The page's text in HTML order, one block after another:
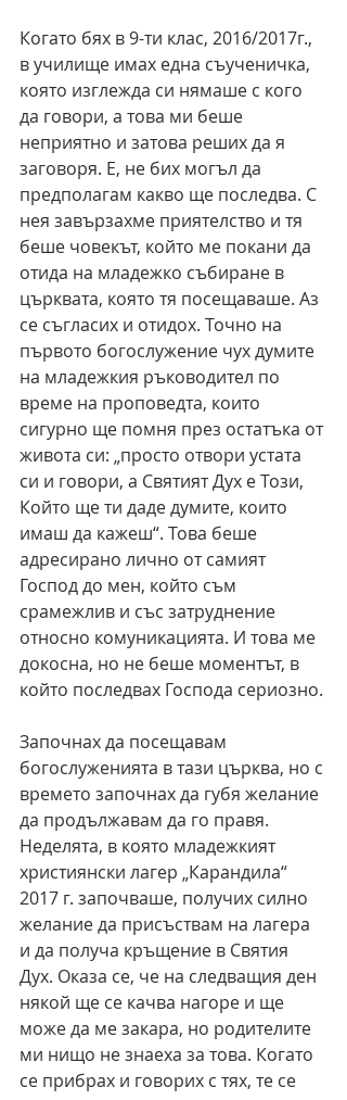
Когато бях в 9-ти клас, 2016/2017г.,
в училище имах една съученичка,
която изглежда си нямаше с кого
да говори, а това ми беше
неприятно и затова реших да я
заговоря. Е, не бих могъл да
предполагам какво ще последва. С
нея завързахме приятелство и тя
беше човекът, който ме покани да
отида на младежко събиране в
църквата, която тя посещаваше. Аз
се съгласих и отидох. Точно на
първото богослужение чух думите
на младежкия ръководител по
време на проповедта, които
сигурно ще помня през остатъка от
живота си: „просто отвори устата
си и говори, а Святият Дух е Този,
Който ще ти даде думите, които
имаш да кажеш“. Това беше
адресирано лично от самият
Господ до мен, който съм
срамежлив и със затруднение
относно комуникацията. И това ме
докосна, но не беше моментът, в
който последвах Господа сериозно.
Започнах да посещавам
богослуженията в тази църква, но с
времето започнах да губя желание
да продължавам да го правя.
Неделята, в която младежкият
християнски лагер „Карандила“
2017 г. започваше, получих силно
желание да присъствам на лагера
и да получа кръщение в Святия
Дух. Оказа се, че на следващия ден
някой ще се качва нагоре и ще
може да ме закара, но родителите
ми нищо не знаеха за това. Когато
се прибрах и говорих с тях, те се